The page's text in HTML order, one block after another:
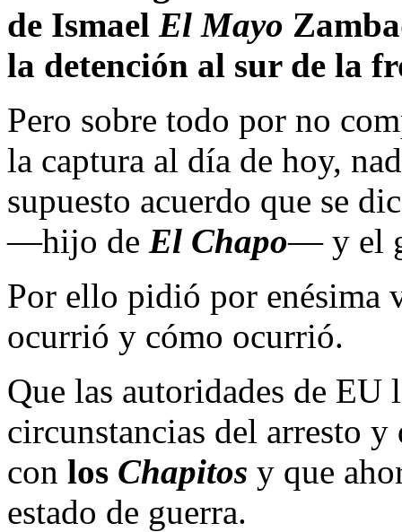
de Ismael El Mayo
la detención al sur de la
Pero sobre todo por no
la captura al día de hoy,
supuesto acuerdo que se
—hijo de El Chapo— y el
Por ello pidió por enésima
ocurrió y cómo ocurrió.
Que las autoridades de EU
circunstancias del arresto
con los Chapitos y que
estado de guerra.